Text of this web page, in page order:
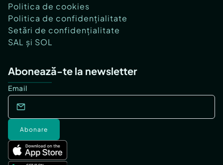
Politica de cookies
Politica de confidențialitate
Setări de confidențialitate
SAL și SOL
Abonează-te la newsletter
Email
Abonare